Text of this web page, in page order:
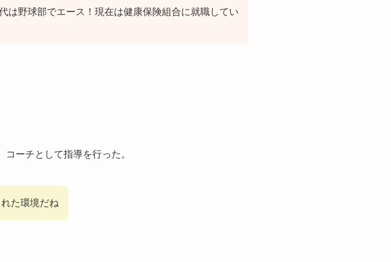
は野球部でエース！現在は健康保険組合に就職してい
ーチとして指導を行った。
た環境だね